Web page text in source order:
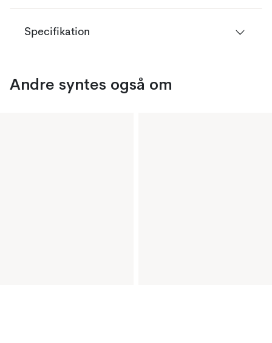
Specifikation
Andre syntes også om